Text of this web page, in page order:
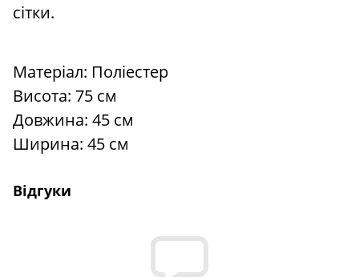
сітки.
Матеріал: Поліестер
Висота: 75 ​​см
Довжина: 45 см
Ширина: 45 см
Відгуки